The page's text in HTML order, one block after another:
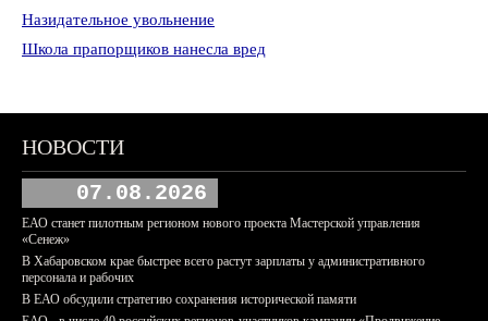
Назидательное увольнение
Школа прапорщиков нанесла вред
НОВОСТИ
07.08.2026
ЕАО станет пилотным регионом нового проекта Мастерской управления
«Сенеж»
В Хабаровском крае быстрее всего растут зарплаты у административного
персонала и рабочих
В ЕАО обсудили стратегию сохранения исторической памяти